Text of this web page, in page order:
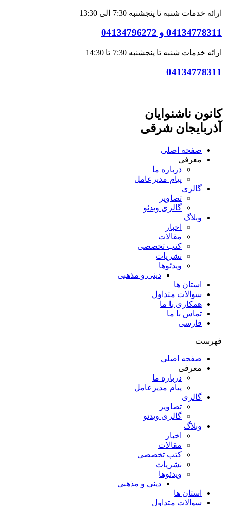
ارائه خدمات شنبه تا پنجشنبه 7:30 الی 13:30
04134778311 و 04134796272
ارائه خدمات شنبه تا پنجشنبه 7:30 تا 14:30
04134778311
کانون ناشنوایان
آذربایجان شرقی
صفحه اصلی
معرفی
درباره ما
پیام مدیرعامل
گالری
تصاویر
گالری ویدئو
وبلاگ
اخبار
مقالات
کتب تخصصی
نشریات
ویدئوها
دینی و مذهبی
استان ها
سوالات متداول
همکاری با ما
تماس با ما
فارسی
فهرست
صفحه اصلی
معرفی
درباره ما
پیام مدیرعامل
گالری
تصاویر
گالری ویدئو
وبلاگ
اخبار
مقالات
کتب تخصصی
نشریات
ویدئوها
دینی و مذهبی
استان ها
سوالات متداول